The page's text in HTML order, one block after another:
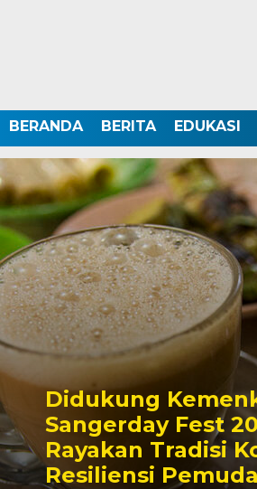
BERANDA BERITA EDUKASI
Didukung
Sangerday Fest
Rayakan Tradisi
Resiliensi